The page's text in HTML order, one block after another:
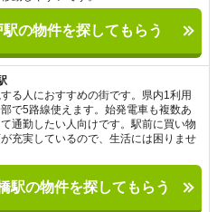
駅の物件を探してもらう
る人におすすめの街です。県内1利用
で5路線使えます。始発電車も複数あ
通勤したい人向けです。駅前に買い物
充実しているので、生活には困りませ
駅の物件を探してもらう